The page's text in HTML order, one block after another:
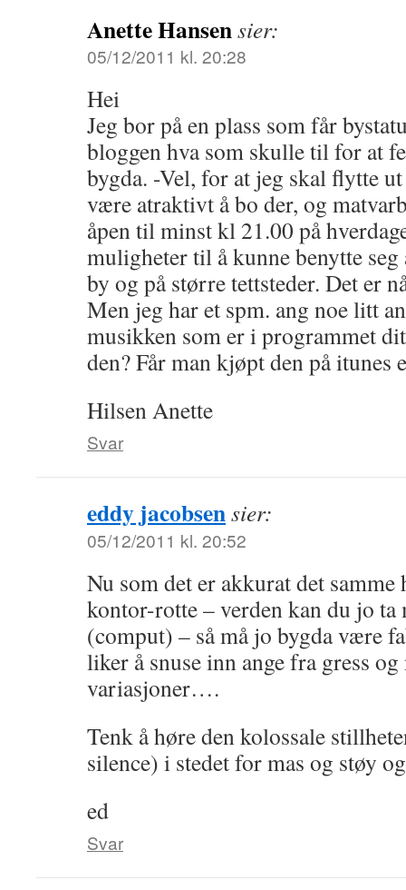
Anette Hansensier:
05/12/2011 kl. 20:28
Hei
Jeg bor på en plass som får
bloggen hva som skulle til for at
bygda. -Vel, for at jeg skal flytte
være atraktivt å bo der, og
åpen til minst kl 21.00 på
muligheter til å kunne benytte
by og på større tettsteder. Det er
Men jeg har et spm. ang noe litt
musikken som er i programmet
den? Får man kjøpt den på itunes
Hilsen Anette
Svar
eddy jacobsensier:
05/12/2011 kl. 20:52
Nu som det er akkurat det
kontor-rotte – verden kan du jo ta
(comput) – så må jo bygda være
liker å snuse inn ange fra gress
variasjoner….
Tenk å høre den kolossale
silence) i stedet for mas og støy
ed
Svar